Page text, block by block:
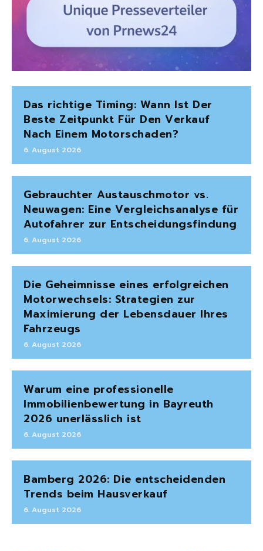
Das richtige Timing: Wann Ist Der
Beste Zeitpunkt Für Den Verkauf
Nach Einem Motorschaden?
6. August 2026
Gebrauchter Austauschmotor vs.
Neuwagen: Eine Vergleichsanalyse für
Autofahrer zur Entscheidungsfindung
6. August 2026
Die Geheimnisse eines erfolgreichen
Motorwechsels: Strategien zur
Maximierung der Lebensdauer Ihres
Fahrzeugs
6. August 2026
Warum eine professionelle
Immobilienbewertung in Bayreuth
2026 unerlässlich ist
6. August 2026
Bamberg 2026: Die entscheidenden
Trends beim Hausverkauf
6. August 2026